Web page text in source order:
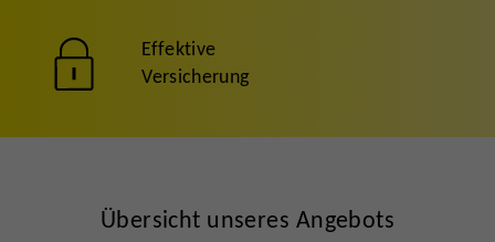
Effektive
Versicherung
Übersicht unseres Angebots